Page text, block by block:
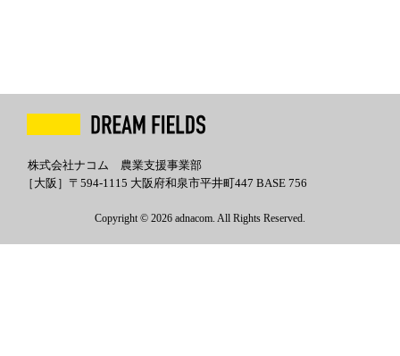
株式会社ナコム 農業支援事業部
［大阪］〒594-1115 大阪府和泉市平井町447 BASE 756
Copyright © 2026 adnacom. All Rights Reserved.